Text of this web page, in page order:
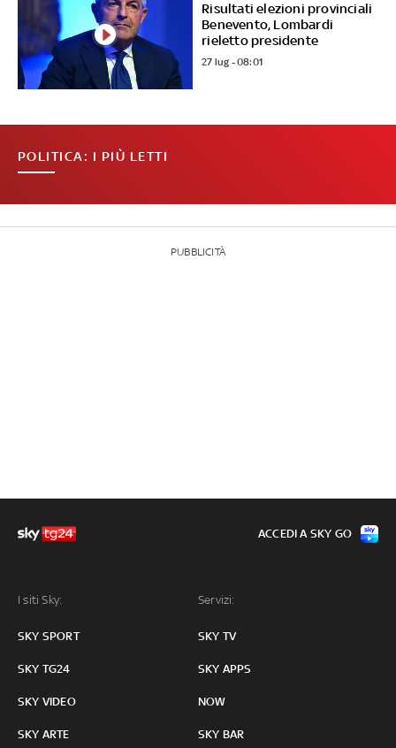
Risultati elezioni provinciali
Benevento, Lombardi
rieletto presidente
27 lug - 08:01
POLITICA: I PIÙ LETTI
PUBBLICITÀ
I siti Sky:
SKY SPORT
SKY TG24
SKY VIDEO
SKY ARTE
Servizi:
SKY TV
SKY APPS
NOW
SKY BAR
ACCEDI A SKY GO